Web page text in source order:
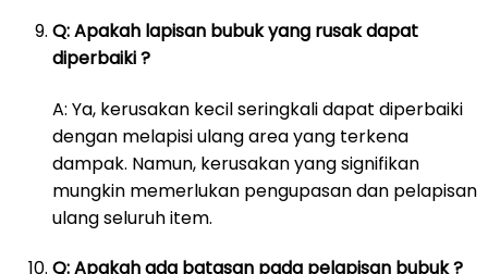
Q: Apakah lapisan bubuk yang rusak dapat
diperbaiki ?
A: Ya, kerusakan kecil seringkali dapat diperbaiki
dengan melapisi ulang area yang terkena
dampak. Namun, kerusakan yang signifikan
mungkin memerlukan pengupasan dan pelapisan
ulang seluruh item.
Q: Apakah ada batasan pada pelapisan bubuk ?